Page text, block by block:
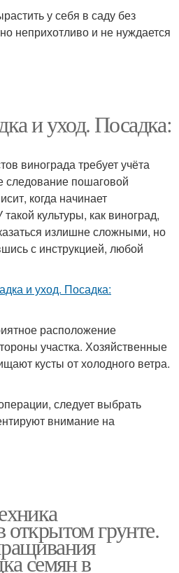
у себя в саду без
неприхотливо и не нуждается
и уход. Посадка:
винограда требует учёта
следование пошаговой
когда начинает
культуры, как виноград,
излишне сложными, но
с инструкцией, любой
расположение
участка. Хозяйственные
кусты от холодного ветра.
следует выбрать
внимание на
грунте.
семян в